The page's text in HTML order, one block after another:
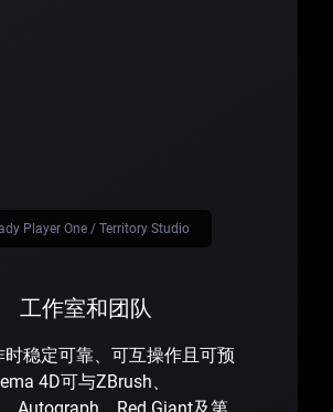
工作室和团队
时稳定可靠、可互操作且可预
4D可与ZBrush、
Autograph、Red Giant及第
Player One / Territory Studio